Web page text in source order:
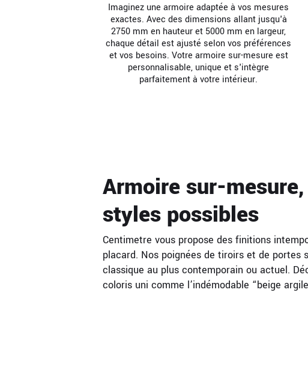
Imaginez une armoire adaptée à vos mesures
exactes. Avec des dimensions allant jusqu'à
2750 mm en hauteur et 5000 mm en largeur,
chaque détail est ajusté selon vos préférences
et vos besoins. Votre armoire sur-mesure est
personnalisable, unique et s'intègre
parfaitement à votre intérieur.
Armoire sur-
styles possibles
Centimetre vous propose des finitions
placard. Nos poignées de tiroirs et de portes
classique au plus contemporain ou actuel.
coloris uni comme l’indémodable “beige